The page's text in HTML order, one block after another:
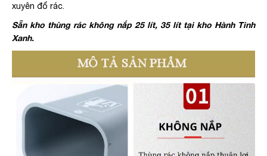
xuyên đổ rác.
Sẵn kho thùng rác không nắp 25 lít, 35 lít tại kho Hành Tinh
Xanh.